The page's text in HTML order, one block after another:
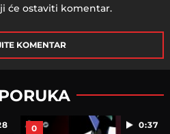
će ostaviti komentar.
KOMENTAR
0:37
0